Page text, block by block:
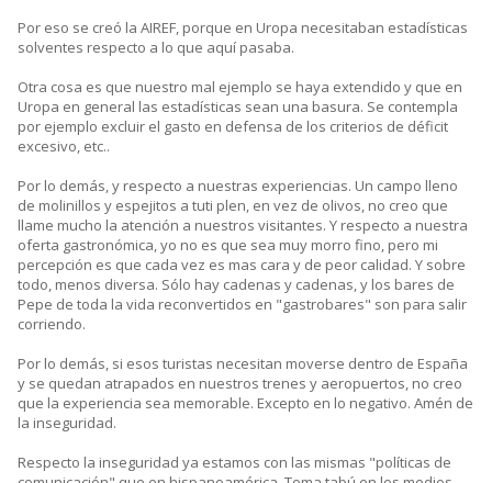
Por eso se creó la AIREF, porque en Uropa necesitaban estadísticas
solventes respecto a lo que aquí pasaba.
Otra cosa es que nuestro mal ejemplo se haya extendido y que en
Uropa en general las estadísticas sean una basura. Se contempla
por ejemplo excluir el gasto en defensa de los criterios de déficit
excesivo, etc..
Por lo demás, y respecto a nuestras experiencias. Un campo lleno
de molinillos y espejitos a tuti plen, en vez de olivos, no creo que
llame mucho la atención a nuestros visitantes. Y respecto a nuestra
oferta gastronómica, yo no es que sea muy morro fino, pero mi
percepción es que cada vez es mas cara y de peor calidad. Y sobre
todo, menos diversa. Sólo hay cadenas y cadenas, y los bares de
Pepe de toda la vida reconvertidos en "gastrobares" son para salir
corriendo.
Por lo demás, si esos turistas necesitan moverse dentro de España
y se quedan atrapados en nuestros trenes y aeropuertos, no creo
que la experiencia sea memorable. Excepto en lo negativo. Amén de
la inseguridad.
Respecto la inseguridad ya estamos con las mismas "políticas de